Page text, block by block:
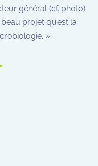
général (cf. photo)
beau projet qu’est la
»